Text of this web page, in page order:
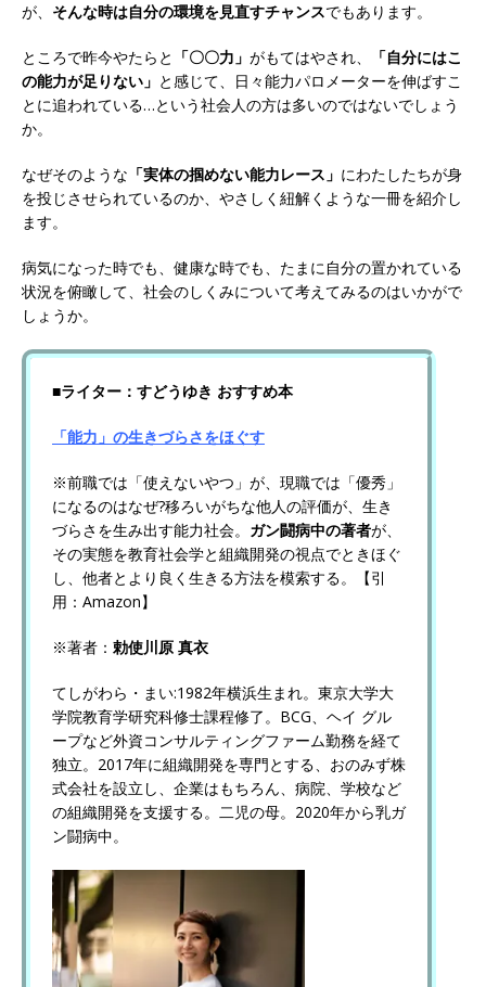
が、 そんな時は自分の環境を見直すチャンスでもあります。
ところで昨今やたらと 「〇〇力」 がもてはやされ、
「自分にはこ
の能力が足りない」 と感じて、日々能力パロメーターを伸ばすこ
とに追われている…という社会人の方は多いのではないでしょう
か。
なぜそのような 「実体の掴めない能力レース」 にわたしたちが身
を投じさせられているのか、やさしく紐解くような一冊を紹介し
ます。
病気になった時でも、健康な時でも、たまに自分の置かれている
状況を俯瞰して、社会のしくみについて考えてみるのはいかがで
しょうか。
■ライター：すどうゆき おすすめ本
「能力」の生きづらさをほぐす
※前職では「使えないやつ」が、現職では「優秀」
になるのはなぜ?移ろいがちな他人の評価が、生き
づらさを生み出す能力社会。 ガン闘病中の著者が、
その実態を教育社会学と組織開発の視点でときほぐ
し、他者とより良く生きる方法を模索する。【引
用：Amazon】
※著者： 勅使川原 真衣
てしがわら・まい:1982年横浜生まれ。東京大学大
学院教育学研究科修士課程修了。BCG、ヘイ グル
ープなど外資コンサルティングファーム勤務を経て
独立。2017年に組織開発を専門とする、おのみず株
式会社を設立し、企業はもちろん、病院、学校など
の組織開発を支援する。二児の母。2020年から乳ガ
ン闘病中。